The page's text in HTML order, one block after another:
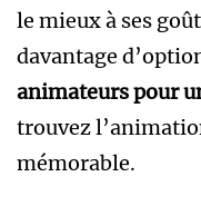
le mieux à ses
davantage
animateurs pour
trouvez
mémorable.